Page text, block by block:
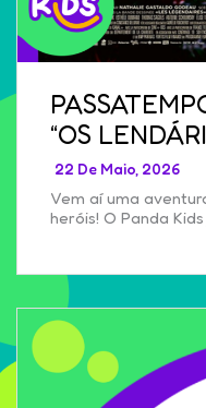
“OS
22 De Maio, 2026
Vem aí uma
heróis! O Panda